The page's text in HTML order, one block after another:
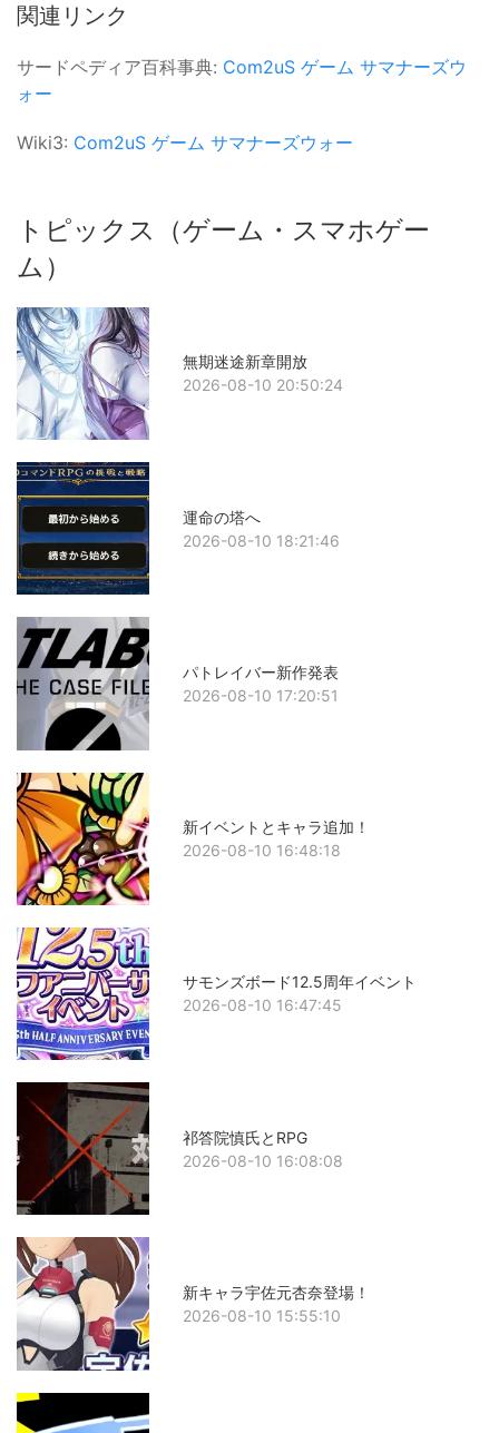
関連リンク
サードペディア百科事典: Com2uS ゲーム サマナーズウ
ォー
Wiki3: Com2uS ゲーム サマナーズウォー
トピックス（ゲーム・スマホゲー
ム）
無期迷途新章開放
2026-08-10 20:50:24
運命の塔へ
2026-08-10 18:21:46
パトレイバー新作発表
2026-08-10 17:20:51
新イベントとキャラ追加！
2026-08-10 16:48:18
サモンズボード12.5周年イベント
2026-08-10 16:47:45
祁答院慎氏とRPG
2026-08-10 16:08:08
新キャラ宇佐元杏奈登場！
2026-08-10 15:55:10